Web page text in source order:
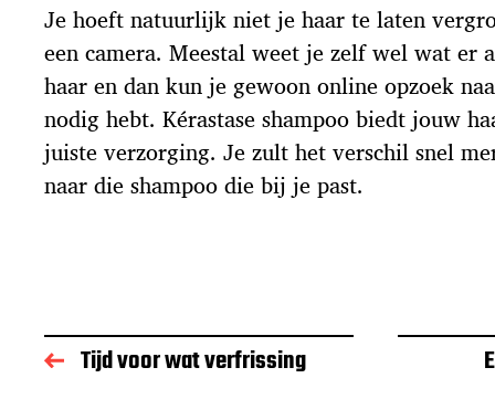
Je hoeft natuurlijk niet je haar te laten
een camera. Meestal weet je zelf wel wat er
haar en dan kun je gewoon online opzoek
nodig hebt. Kérastase shampoo biedt jouw
juiste verzorging. Je zult het verschil snel
naar die shampoo die bij je past.
Tijd voor wat verfrissing